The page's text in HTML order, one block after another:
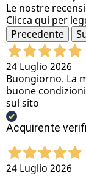
Le nostre
Clicca qui per
Precedente
24 Luglio 2026
Buongiorno. La
buone
sul sito
Acquirente
24 Luglio 2026